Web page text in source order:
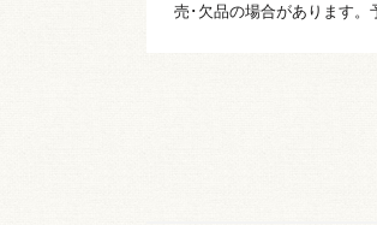
売･欠品の場合があります。